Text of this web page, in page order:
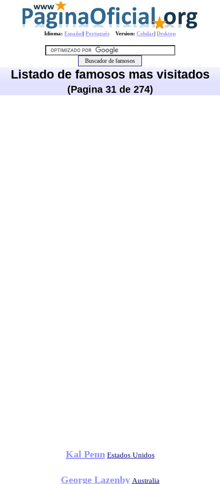
Idioma: Español| Português Version: Celular| Desktop
Listado de famosos mas visitados
(Pagina 31 de 274)
Kal Penn Estados Unidos
George Lazenby Australia